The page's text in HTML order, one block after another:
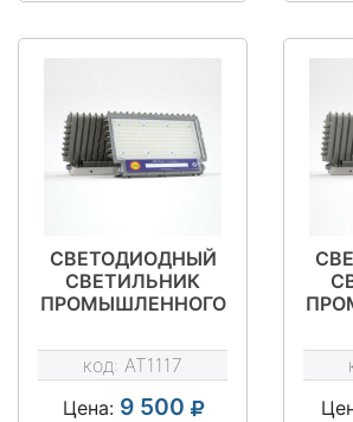
СВЕТОДИОДНЫЙ
СВЕТИЛЬНИК
ПРОМЫШЛЕННОГО
ДО-080 ТИП STAR
код: AT1117
Цена: 9 500